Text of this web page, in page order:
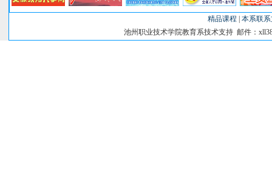
精品课程
本系联
池州职业技术学院教育系技术支持 邮件：